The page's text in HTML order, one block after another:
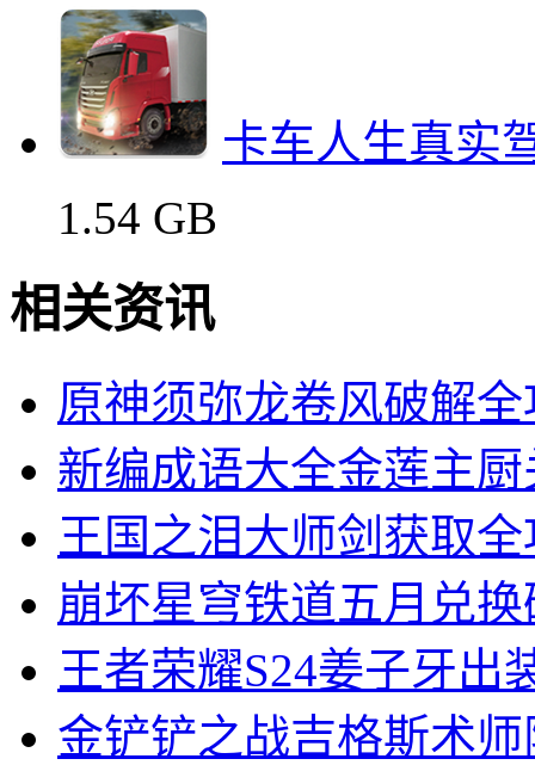
卡车人生真实
1.54 GB
相关资讯
原神须弥龙卷风破解全
新编成语大全金莲主
王国之泪大师剑获取
崩坏星穹铁道五月兑
王者荣耀S24姜子牙出
金铲铲之战吉格斯术